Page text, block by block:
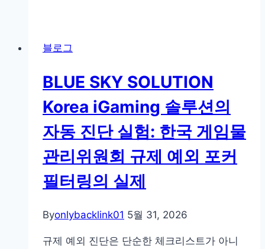
비
접
촉
중
계
전
환:
스
비
블로그
BLUE SKY SOLUTION
Korea iGaming 솔루션의
자동 진단 실험: 한국 게임물
관리위원회 규제 예외 포커
필터링의 실제
Byonlybacklink01 5월 31, 2026
규제 예외 진단은 단순한 체크리스트가 아니